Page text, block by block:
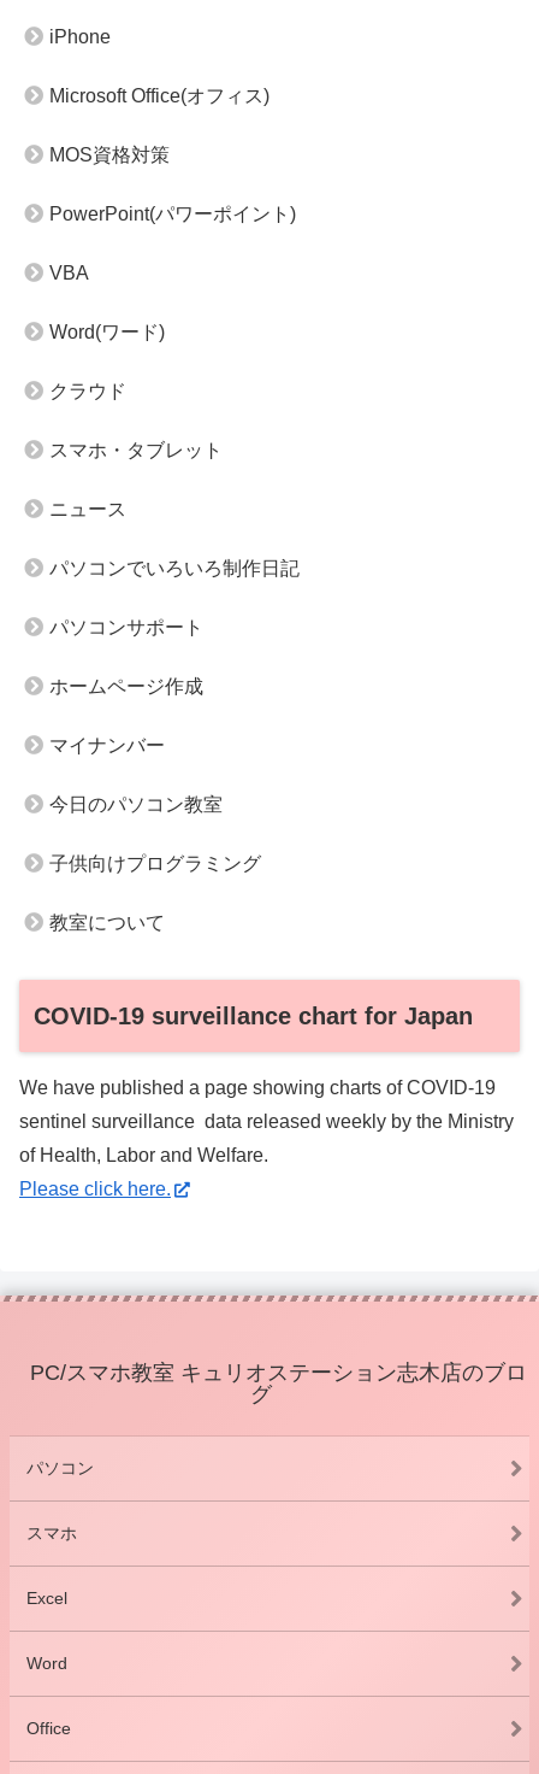
iPhone
Microsoft Office(オフィス)
MOS資格対策
PowerPoint(パワーポイント)
VBA
Word(ワード)
クラウド
スマホ・タブレット
ニュース
パソコンでいろいろ制作日記
パソコンサポート
ホームページ作成
マイナンバー
今日のパソコン教室
子供向けプログラミング
教室について
COVID-19 surveillance chart for Japan
We have published a page showing charts of COVID-19
sentinel surveillance data released weekly by the Ministry
of Health, Labor and Welfare.
Please click here.
PC/スマホ教室 キュリオステーション志木店のブロ
グ
パソコン
スマホ
Excel
Word
Office